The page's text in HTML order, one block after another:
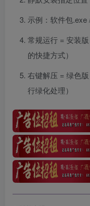
示例：软件包.exe
常规运行 = 安装
的快捷方式）
右键解压 = 绿色
行绿化处理）